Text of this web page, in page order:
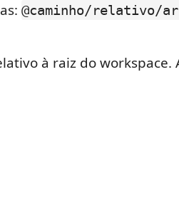
@caminho/relativo/
à raiz do workspace.